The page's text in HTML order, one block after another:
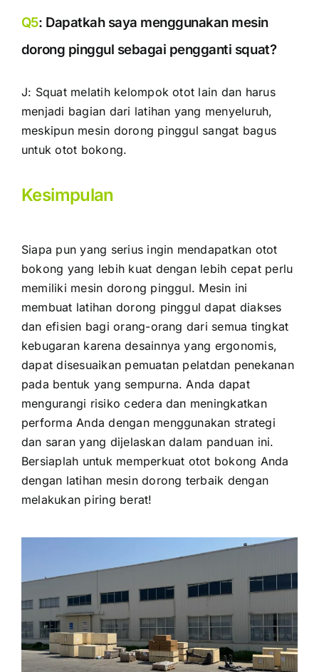
Q5: Dapatkah saya menggunakan mesin
dorong pinggul sebagai pengganti squat?
J: Squat melatih kelompok otot lain dan harus
menjadi bagian dari latihan yang menyeluruh,
meskipun mesin dorong pinggul sangat bagus
untuk otot bokong.
Kesimpulan
Siapa pun yang serius ingin mendapatkan otot
bokong yang lebih kuat dengan lebih cepat perlu
memiliki mesin dorong pinggul. Mesin ini
membuat latihan dorong pinggul dapat diakses
dan efisien bagi orang-orang dari semua tingkat
kebugaran karena desainnya yang ergonomis,
dapat disesuaikan pemuatan pelatdan penekanan
pada bentuk yang sempurna. Anda dapat
mengurangi risiko cedera dan meningkatkan
performa Anda dengan menggunakan strategi
dan saran yang dijelaskan dalam panduan ini.
Bersiaplah untuk memperkuat otot bokong Anda
dengan latihan mesin dorong terbaik dengan
melakukan piring berat!